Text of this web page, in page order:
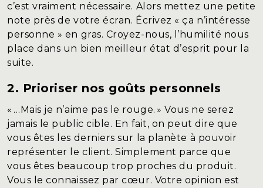
c’est vraiment nécessaire. Alors mettez une petite
note près de votre écran. Écrivez « ça n’intéresse
personne » en gras. Croyez-nous, l’humilité nous
place dans un bien meilleur état d’esprit pour la
suite.
2. Prioriser nos goûts personnels
« …Mais je n’aime pas le rouge. » Vous ne serez
jamais le public cible. En fait, on peut dire que
vous êtes les derniers sur la planète à pouvoir
représenter le client. Simplement parce que
vous êtes beaucoup trop proches du produit.
Vous le connaissez par cœur. Votre opinion est